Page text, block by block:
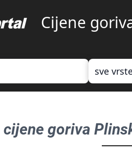
Cijene
sve
cijene goriva